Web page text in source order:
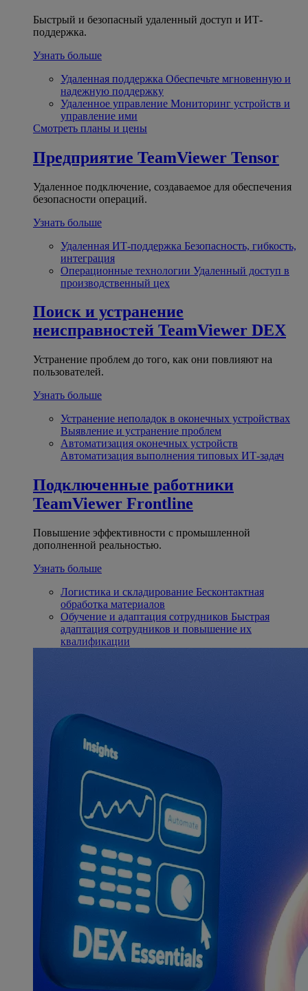
Быстрый и безопасный удаленный доступ и ИТ-
поддержка.
Узнать больше
Удаленная поддержка Обеспечьте мгновенную и
надежную поддержку
Удаленное управление Мониторинг устройств и
управление ими
Смотреть планы и цены
Предприятие TeamViewer Tensor
Удаленное подключение, создаваемое для обеспечения
безопасности операций.
Узнать больше
Удаленная ИТ-поддержка Безопасность, гибкость,
интеграция
Операционные технологии Удаленный доступ в
производственный цех
Поиск и устранение
неисправностей TeamViewer DEX
Устранение проблем до того, как они повлияют на
пользователей.
Узнать больше
Устранение неполадок в оконечных устройствах
Выявление и устранение проблем
Автоматизация оконечных устройств
Автоматизация выполнения типовых ИТ-задач
Подключенные работники
TeamViewer Frontline
Повышение эффективности с промышленной
дополненной реальностью.
Узнать больше
Логистика и складирование Бесконтактная
обработка материалов
Обучение и адаптация сотрудников Быстрая
адаптация сотрудников и повышение их
квалификации